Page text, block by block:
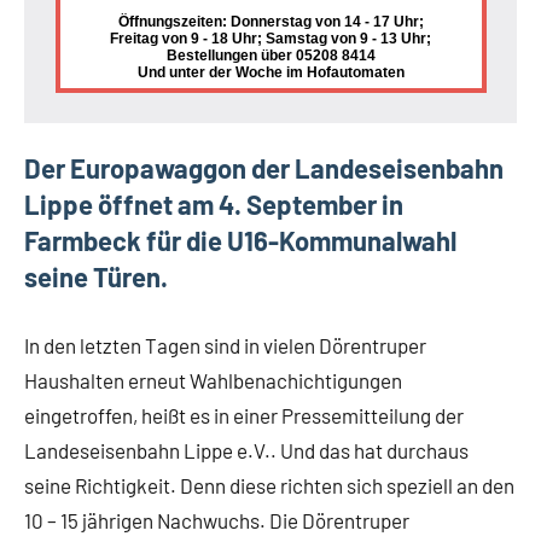
Öffnungszeiten: Donnerstag von 14 - 17 Uhr;
Freitag von 9 - 18 Uhr; Samstag von 9 - 13 Uhr;
Bestellungen über 05208 8414
Und unter der Woche im Hofautomaten
Der Europawaggon der Landeseisenbahn
Lippe öffnet am 4. September in
Farmbeck für die U16-Kommunalwahl
seine Türen.
In den letzten Tagen sind in vielen Dörentruper
Haushalten erneut Wahlbenachichtigungen
eingetroffen, heißt es in einer Pressemitteilung der
Landeseisenbahn Lippe e.V.. Und das hat durchaus
seine Richtigkeit. Denn diese richten sich speziell an den
10 – 15 jährigen Nachwuchs. Die Dörentruper